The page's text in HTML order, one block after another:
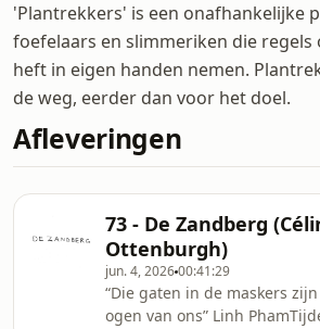
'Plantrekkers' is een onafhankelijke
foefelaars en slimmeriken die regels
heft in eigen handen nemen.
de weg, eerder dan voor het doel.
Afleveringen
73 - De Zandberg
Ottenburgh)
jun. 4, 202600:41:29
“Die gaten in de maskers
ogen van ons” Linh